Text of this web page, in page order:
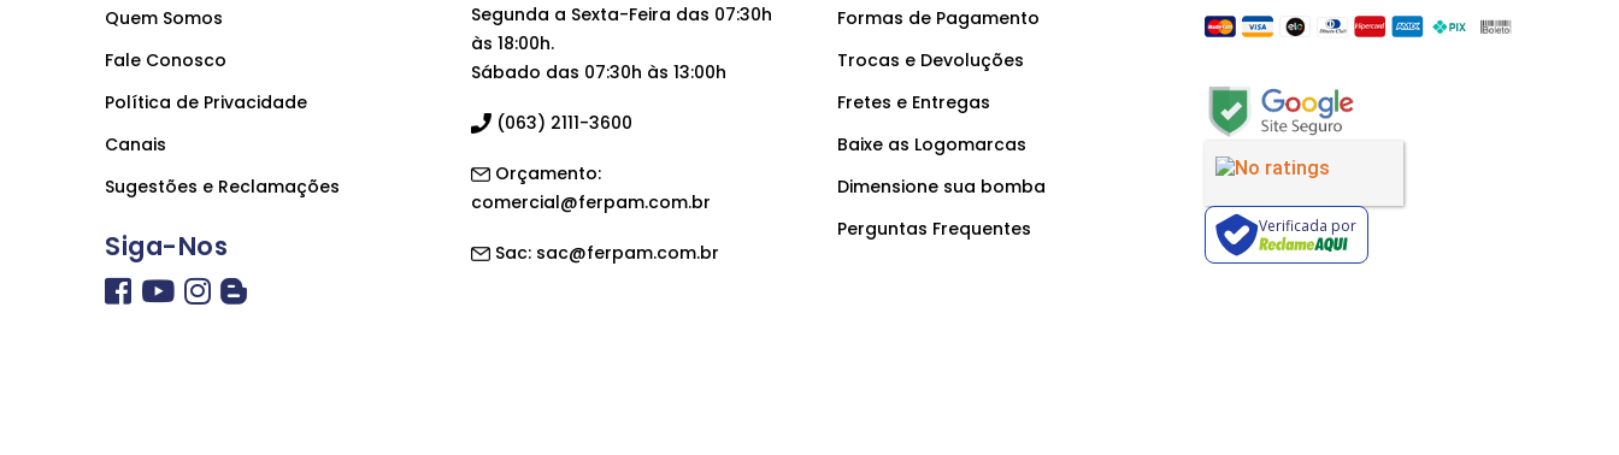
Quem Somos
Fale Conosco
Política de Privacidade
Canais
Sugestões e Reclamações
Siga-Nos
Segunda a Sexta-Feira das 07:30h
às 18:00h.
Sábado das 07:30h às 13:00h
(063) 2111-3600
Orçamento:
comercial@ferpam.com.br
Sac: sac@ferpam.com.br
Formas de Pagamento
Trocas e Devoluções
Fretes e Entregas
Baixe as Logomarcas
Dimensione sua bomba
Perguntas Frequentes
Verificada por